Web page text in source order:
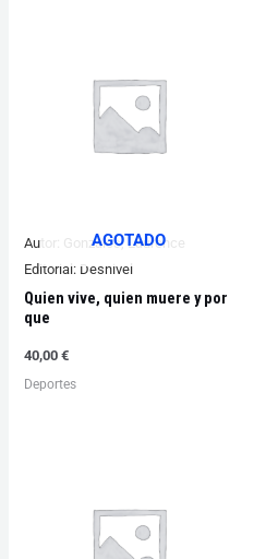
AGOTADO
Autor: Gonzales, Laurence
Editorial: Desnivel
Quien vive, quien muere y por
que
40,00€
Deportes